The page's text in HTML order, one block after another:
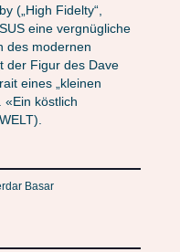
(„High Fidelty“,
eine vergnügliche
des modernen
der Figur des Dave
eines „kleinen
«Ein köstlich
Basar